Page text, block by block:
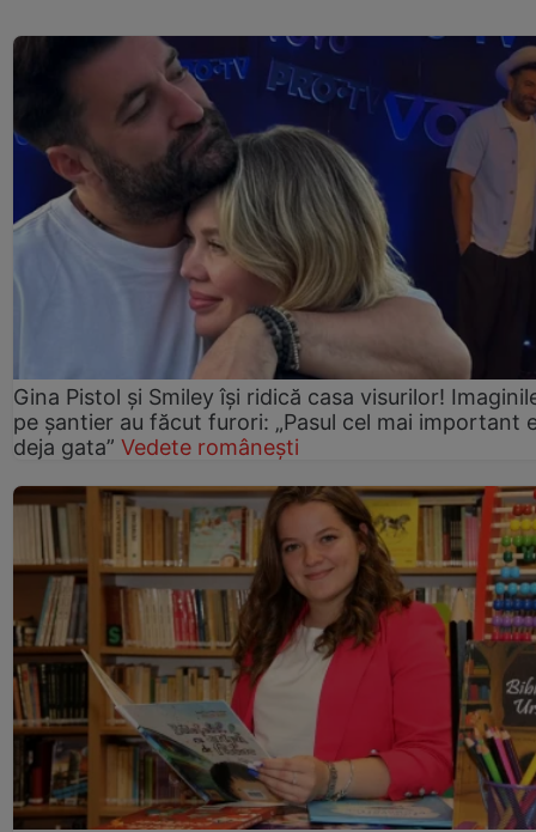
Gina Pistol și Smiley își ridică casa visurilor!
pe șantier au făcut furori: „Pasul cel mai important
deja gata” Vedete românești